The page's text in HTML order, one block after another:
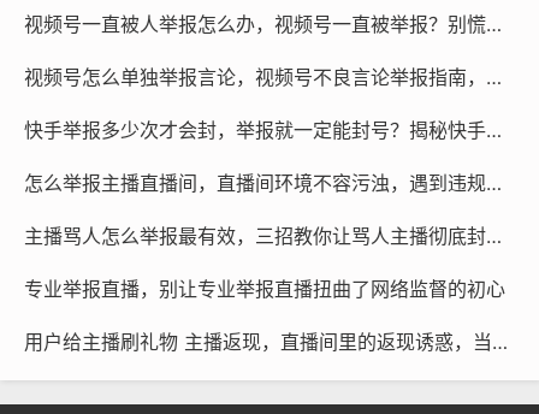
投诉对象需要精准切换，不是那个直播间里的ID，而是其
背后的营业执照主体公司，当平台不作为时，工商监管部
根基，对于涉及金额巨大或性质恶劣的情况，不要犹豫，
联系专业的风控或法律团队，专业的维权机构深谙各类平
链，并以律师函等具有法律强制力的形式，直接倒逼对方
最终极的认知博弈,是清楚你手中的筹码到底是什么，你真
视频号一直被人举报怎么办，视频号一直被举报？别慌，三步教你打破僵局
视频号怎么单独举报言论，视频号不良言论举报指南，个人操作与专业协助的双重路径
快手举报多少次才会封，举报就一定能封号？揭秘快手审核机制背后的真相
怎么举报主播直播间，直播间环境不容污浊，遇到违规主播？你可以这样有效举报
主播骂人怎么举报最有效，三招教你让骂人主播彻底封号，最后一个方法最省心
专业举报直播，别让专业举报直播扭曲了网络监督的初心
用户给主播刷礼物 主播返现，直播间里的返现诱惑，当榜一大哥沦为洗钱工具人